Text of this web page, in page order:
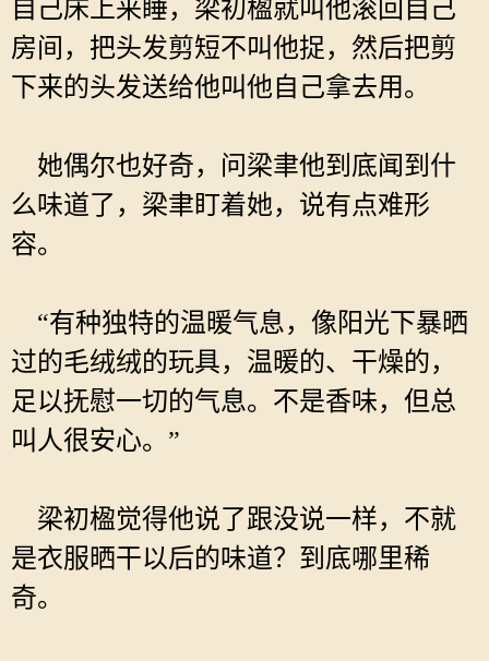
自己床上来睡，梁初楹就叫他滚回自己
房间，把头发剪短不叫他捉，然后把剪
下来的头发送给他叫他自己拿去用。
她偶尔也好奇，问梁聿他到底闻到什
么味道了，梁聿盯着她，说有点难形
容。
“有种独特的温暖气息，像阳光下暴晒
过的毛绒绒的玩具，温暖的、干燥的，
足以抚慰一切的气息。不是香味，但总
叫人很安心。”
梁初楹觉得他说了跟没说一样，不就
是衣服晒干以后的味道？到底哪里稀
奇。